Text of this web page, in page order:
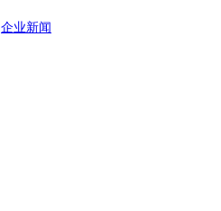
企业新闻